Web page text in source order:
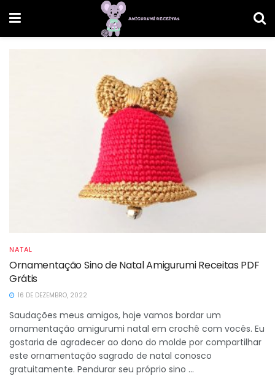
NATAL
Ornamentação Sino de Natal Amigurumi Receitas PDF
Grátis
16 DE DEZEMBRO, 2022
Saudações meus amigos, hoje vamos bordar um
ornamentação amigurumi natal em crochê com vocês. Eu
gostaria de agradecer ao dono do molde por compartilhar
este ornamentação sagrado de natal conosco
gratuitamente. Pendurar seu próprio sino ...